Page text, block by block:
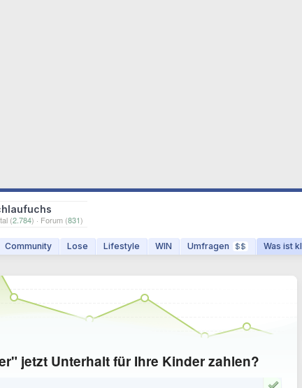
(2.784) · Forum (831)
Community Lose Lifestyle WIN Umfragen $$ Was ist
jetzt Unterhalt für Ihre Kinder zahlen?